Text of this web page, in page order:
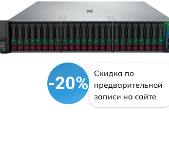
-20%
Скидка по
предварительной
записи на сайте